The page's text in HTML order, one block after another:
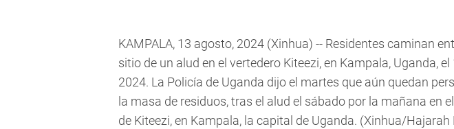
KAMPALA, 13 agosto, 2024 (Xinhua) -- Residentes caminan
sitio de un alud en el vertedero Kiteezi, en Kampala, Uganda,
2024. La Policía de Uganda dijo el martes que aún quedan
la masa de residuos, tras el alud el sábado por la mañana en
de Kiteezi, en Kampala, la capital de Uganda. (Xinhua/